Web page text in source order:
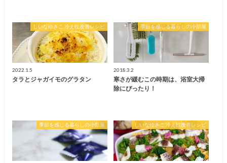
しいなゆきこ 冷え性改善レシピ
2022.1.5
タラとジャガイモのグラタン
季節を感じる暮らしの小部屋
2018.3.2
寒さが緩むこの時期は、浴室大掃
除にぴったり！
季節を感じる暮らしの小部屋 しいなゆきこ 冷え性改善レシピ